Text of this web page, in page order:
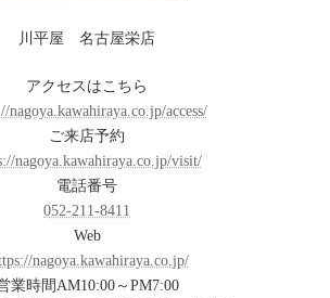
川平屋 名古屋栄店
アクセスはこちら
nagoya.kawahiraya.co.jp/access/
ご来店予約
nagoya.kawahiraya.co.jp/visit/
電話番号
052-211-8411
Web
nagoya.kawahiraya.co.jp/
業時間AM10:00～PM7:00